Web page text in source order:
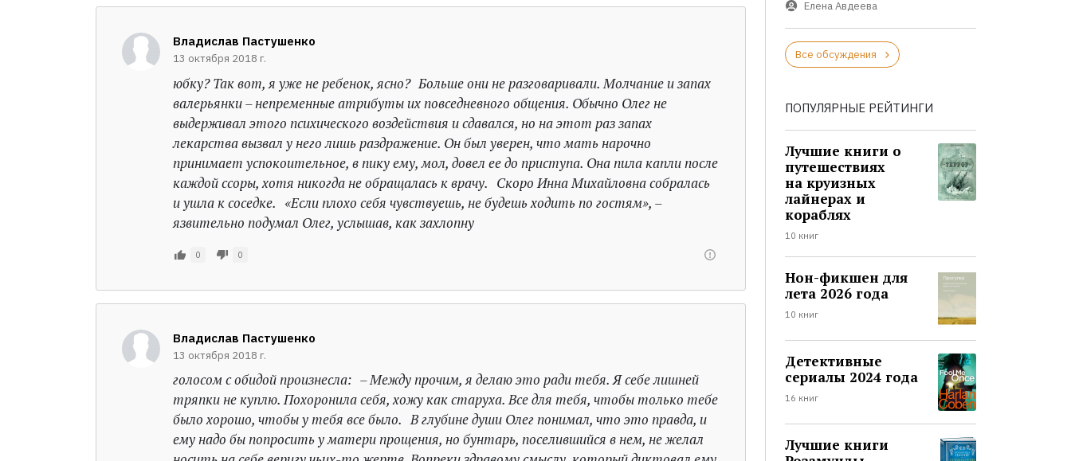
Владислав Пастушенко
13 октября 2018 г.
юбку? Так вот, я уже не ребенок, ясно? Больше они не разговаривали. Молчание и запах
валерьянки – непременные атрибуты их повседневного общения. Обычно Олег не
выдерживал этого психического воздействия и сдавался, но на этот раз запах
лекарства вызвал у него лишь раздражение. Он был уверен, что мать нарочно
принимает успокоительное, в пику ему, мол, довел ее до приступа. Она пила капли после
каждой ссоры, хотя никогда не обращалась к врачу. Скоро Инна Михайловна собралась
и ушла к соседке. «Если плохо себя чувствуешь, не будешь ходить по гостям», –
язвительно подумал Олег, услышав, как захлопну
0 0
Владислав Пастушенко
13 октября 2018 г.
голосом с обидой произнесла: – Между прочим, я делаю это ради тебя. Я себе лишней
тряпки не куплю. Похоронила себя, хожу как старуха. Все для тебя, чтобы только тебе
было хорошо, чтобы у тебя все было. В глубине души Олег понимал, что это правда, и
ему надо бы попросить у матери прощения, но бунтарь, поселившийся в нем, не желал
Елена Авдеева
Все обсуждения
ПОПУЛЯРНЫЕ РЕЙТИНГИ
Лучшие книги о
путешествиях
на круизных
лайнерах и
кораблях
10 книг
Нон-фикшен для
лета 2026 года
10 книг
Детективные
сериалы 2024 года
16 книг
Лучшие книги